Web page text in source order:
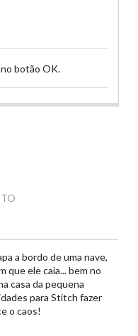
botão OK.
a bordo de uma nave,
que ele caia... bem no
casa da pequena
para Stitch fazer
o caos!